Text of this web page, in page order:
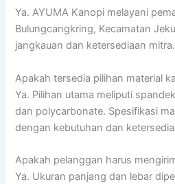
Ya. AYUMA Kanopi melayani
Bulungcangkring, Kecamatan
jangkauan dan ketersediaan mitra.
Apakah tersedia pilihan material
Ya. Pilihan utama meliputi
dan polycarbonate. Spesifikasi
dengan kebutuhan dan
Apakah pelanggan harus
Ya. Ukuran panjang dan lebar